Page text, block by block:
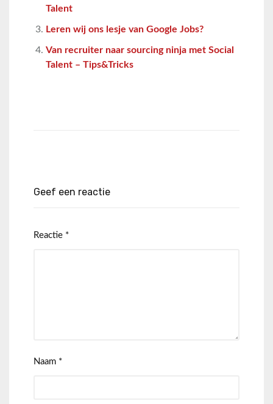
Talent
Leren wij ons lesje van Google Jobs?
Van recruiter naar sourcing ninja met Social
Talent – Tips&Tricks
Geef een reactie
Reactie *
Naam *